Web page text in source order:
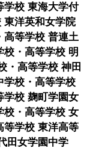
学校 東海大学付
東洋英和女学院
高等学校 普連土
・高等学校 明
・高等学校 神田
学校・高等学校
学校 麹町学園女
校・高等学校 女
等学校 東洋高等
田女学園中学